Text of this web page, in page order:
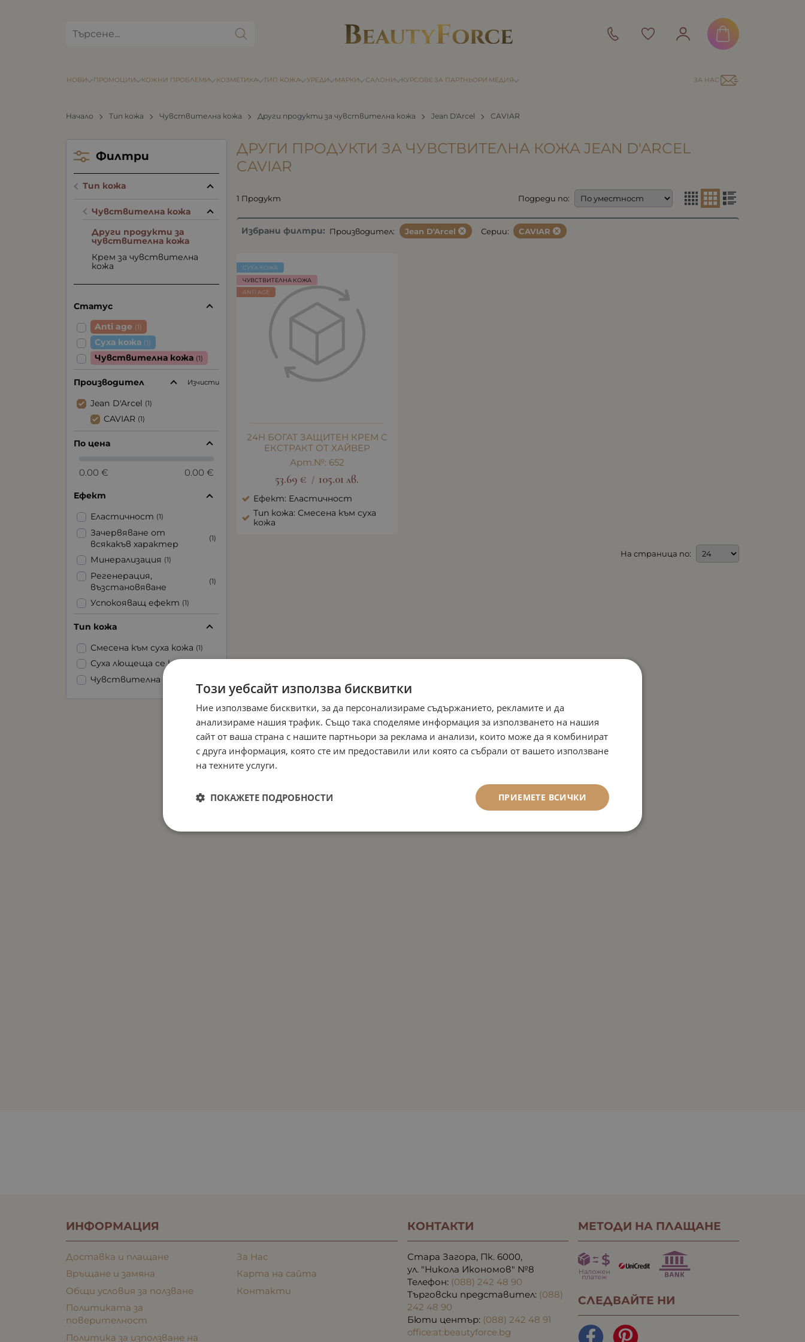
КОЗМЕТИКА ТИП КОЖА УРЕДИ
НОВИ ПРОМОЦИИ МАРКИ САЛОНИ
КОЖНИ ПРОБЛЕМИ КУРСОВЕ ЗА ПАРТНЬОРИ МЕДИЯ ЗА НАС
Начало Тип кожа Чувствителна кожа Други продукти за чувствителна кожа Jean D'Arcel CAVIAR
ДРУГИ ПРОДУКТИ ЗА ЧУВСТВИТЕЛНА КОЖА JEAN D'ARCEL
CAVIAR
1 Продукт Подреди по:
Избрани филтри: Производител: Jean D'Arcel Серии: CAVIAR
24H БОГАТ ЗАЩИТЕН КРЕМ С
ЕКСТРАКТ ОТ ХАЙВЕР
Арт.№: 652
53.69 € / 105.01 лв.
Ефект: Еластичност
Тип кожа: Смесена към суха
кожа
СУХА КОЖА
ЧУВСТВИТЕЛНА КОЖА
ANTI AGE
На страница по:
Филтри
Тип кожа
Чувствителна кожа
Други продукти за
чувствителна кожа
Крем за чувствителна
кожа
Статус
Anti age (1)
Суха кожа (1)
Чувствителна кожа (1)
Производител Изчисти
Jean D'Arcel (1)
CAVIAR (1)
По цена
0.00 € 0.00 €
Ефект
Еластичност (1)
Зачервяване от
всякакъв характер
(1)
Минерализация (1)
Регенерация,
възстановяване
(1)
Успокояващ ефект (1)
Тип кожа
Смесена към суха кожа (1)
Суха лющеща се кожа
Чувствителна кожа
ИНФОРМАЦИЯ
Доставка и плащане
Връщане и замяна
Общи условия за ползване
Политиката за
поверителност
Политика за използване на
За Нас
Карта на сайта
Контакти
КОНТАКТИ
Стара Загора, Пк. 6000,
ул. "Никола Икономов" №8
Телефон: (088) 242 48 90
Търговски представител: (088)
242 48 90
Бюти център: (088) 242 48 91
office:at:beautyforce.bg
МЕТОДИ НА ПЛАЩАНЕ
СЛЕДВАЙТЕ НИ
Този уебсайт използва бисквитки
Ние използваме бисквитки, за да персонализираме съдържанието, рекламите и да
анализираме нашия трафик. Също така споделяме информация за използването на нашия
сайт от ваша страна с нашите партньори за реклама и анализи, които може да я комбинират
с друга информация, която сте им предоставили или която са събрали от вашето използване
на техните услуги.
ПРИЕМЕТЕ ВСИЧКИ
ПОКАЖЕТЕ ПОДРОБНОСТИ